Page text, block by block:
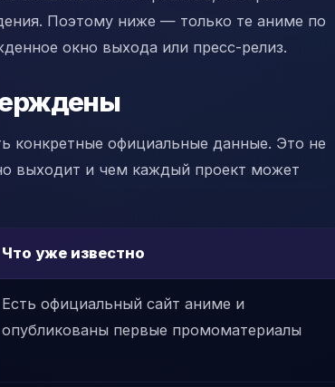
Поэтому ниже — только те аниме по
окно выхода или пресс-релиз.
конкретные официальные данные. Это не
выходит и чем каждый проект может
Что уже известно
Есть официальный сайт аниме и
опубликованы первые промоматериалы